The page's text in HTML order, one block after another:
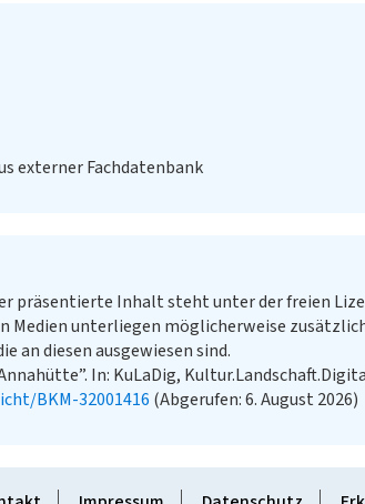
externer Fachdatenbank
präsentierte Inhalt steht unter der freien
Medien unterliegen möglicherweise
an diesen ausgewiesen sind.
In: KuLaDig,
BKM-32001416 (Abgerufen: 6. August 2026)